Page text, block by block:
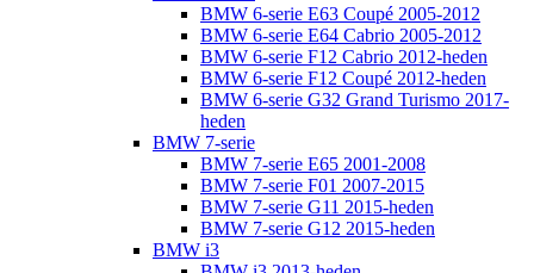
BMW 6-serie E63 Coupé 2005-2012
BMW 6-serie E64 Cabrio 2005-2012
BMW 6-serie F12 Cabrio 2012-heden
BMW 6-serie F12 Coupé 2012-heden
BMW 6-serie G32 Grand Turismo 2017-
heden
BMW 7-serie
BMW 7-serie E65 2001-2008
BMW 7-serie F01 2007-2015
BMW 7-serie G11 2015-heden
BMW 7-serie G12 2015-heden
BMW i3